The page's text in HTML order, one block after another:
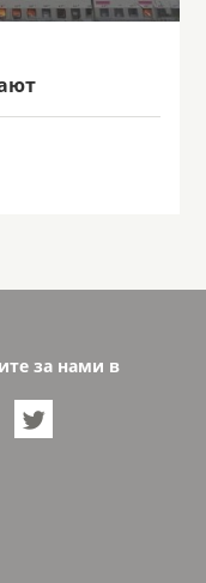
за нами в
